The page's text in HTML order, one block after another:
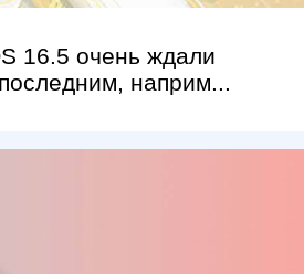
16.5 очень ждали
наприм...